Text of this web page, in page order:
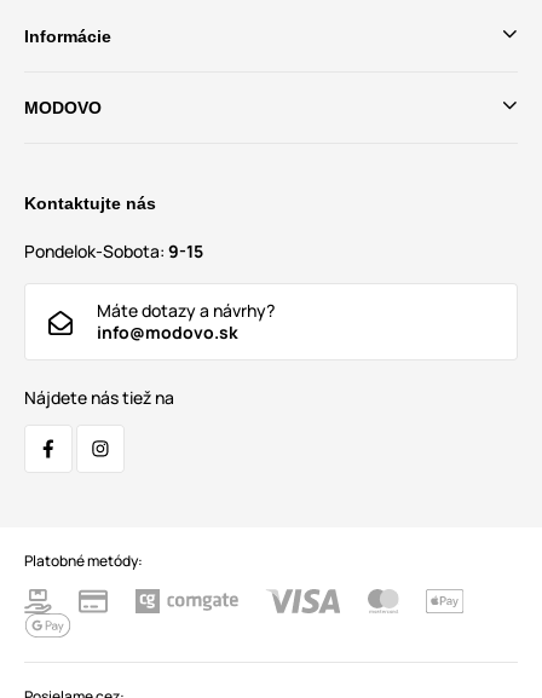
Informácie
MODOVO
Kontaktujte nás
Pondelok-Sobota: 9-15
Máte dotazy a návrhy?
info@modovo.sk
Nájdete nás tiež na
Platobné metódy: